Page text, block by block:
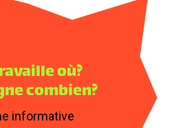
où?
combien?
informative